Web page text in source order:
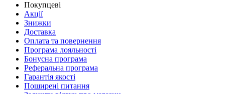
Покупцеві
Акції
Знижки
Доставка
Оплата та повернення
Програма лояльності
Бонусна програма
Реферальна програма
Гарантія якості
Поширені питання